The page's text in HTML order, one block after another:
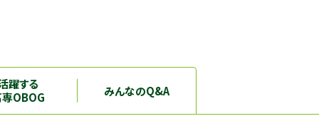
躍する
専OBOG
みんなのQ&A